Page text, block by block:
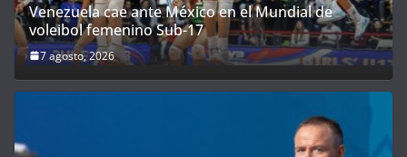
Venezuela cae ante México en el Mundial de
voleibol femenino Sub-17
7 agosto, 2026